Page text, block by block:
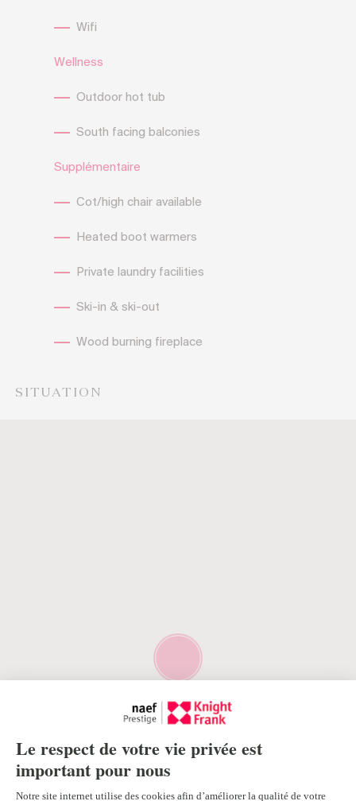
Wifi
Wellness
Outdoor hot tub
South facing balconies
Supplémentaire
Cot/high chair available
Heated boot warmers
Private laundry facilities
Ski-in & ski-out
Wood burning fireplace
SITUATION